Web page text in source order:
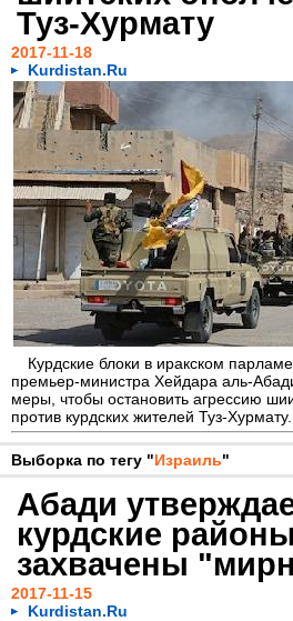
Туз-Хурмату
2017-11-18
Kurdistan.Ru
Курдские блоки в иракском
премьер-министра Хейдара аль-
меры, чтобы остановить агрессию
против курдских жителей Туз-Хурмату...
Выборка по тегу "Израиль"
Абади
курдские
захвачены
2017-11-15
Kurdistan.Ru